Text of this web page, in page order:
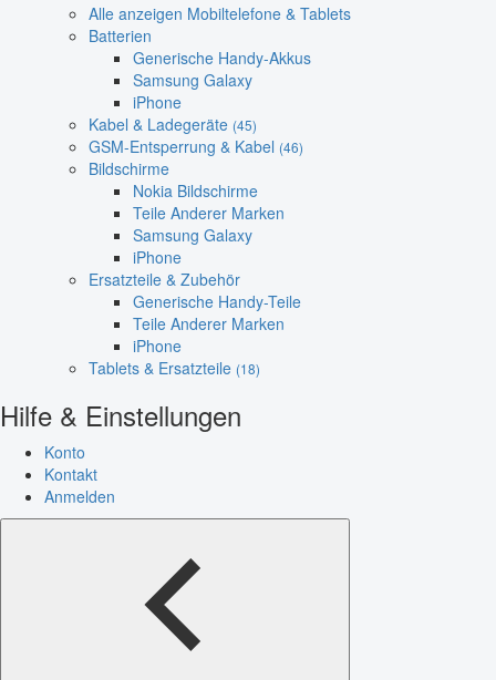
Alle anzeigen Mobiltelefone & Tablets
Batterien
Generische Handy-Akkus
Samsung Galaxy
iPhone
Kabel & Ladegeräte (45)
GSM-Entsperrung & Kabel (46)
Bildschirme
Nokia Bildschirme
Teile Anderer Marken
Samsung Galaxy
iPhone
Ersatzteile & Zubehör
Generische Handy-Teile
Teile Anderer Marken
iPhone
Tablets & Ersatzteile (18)
Hilfe & Einstellungen
Konto
Kontakt
Anmelden